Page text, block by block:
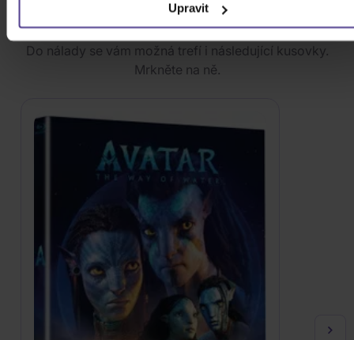
Upravit
PODOBNÉ PRODUKTY
Do nálady se vám možná trefí i následující kusovky.
Mrkněte na ně.